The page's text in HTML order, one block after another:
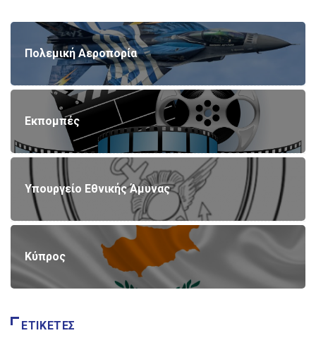
Πολεμική Αεροπορία
Εκπομπές
Υπουργείο Εθνικής Άμυνας
Κύπρος
ΕΤΙΚΈΤΕΣ